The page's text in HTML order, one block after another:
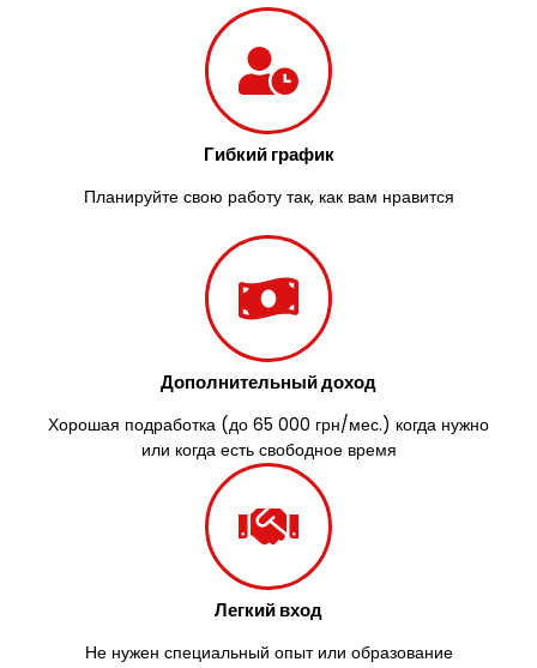
Гибкий график
Планируйте свою работу так, как вам нравится
Дополнительный доход
Хорошая подработка (до 65 000 грн/мес.) когда нужно
или когда есть свободное время
Легкий вход
Не нужен специальный опыт или образование